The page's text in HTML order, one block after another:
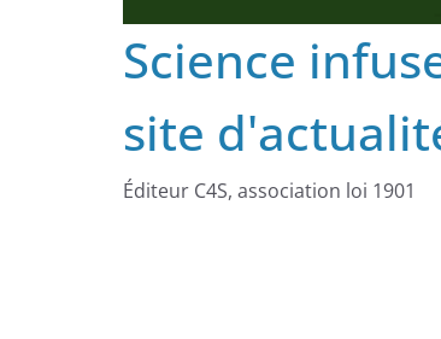
Science
site
Éditeur C4S, association loi 1901